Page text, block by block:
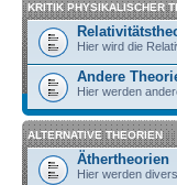
KRITIK PHYSIKALISCHER
Hier wird die
Andere
Hier werden
ALTERNATIVE THEORIEN
Äthertheorien
Hier werden